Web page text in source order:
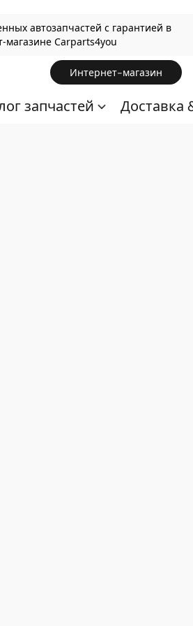
автозапчастей с гарантией в
магазине Carparts4you
Интернет-магазин
запчастей Доставка